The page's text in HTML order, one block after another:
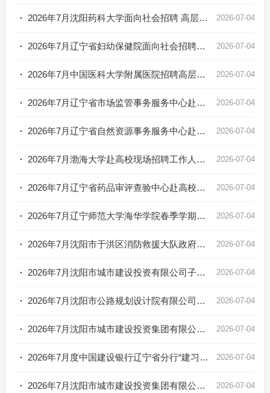
· 2026年7月沈阳药科大学面向社会招聘 高层次和急需紧缺人才公告 2026-07-04
· 2026年7月辽宁省妇幼保健院面向社会招聘编外工作人员公告 2026-07-04
· 2026年7月中国医科大学附属医院招聘高层次和急需紧缺人才公告 2026-07-04
· 2026年7月辽宁省市场监管事务服务中心赴高校招聘工作人员公告 2026-07-04
· 2026年7月辽宁省自然资源事务服务中心赴高校现场招聘工作人员公告 2026-07-04
· 2026年7月渤海大学赴高校现场招聘工作人员公告 2026-07-04
· 2026年7月辽宁省药品审评查验中心赴高校招聘工作人员公告 2026-07-04
· 2026年7月辽宁师范大学海华学院春季学期招聘公告(二) 2026-07-04
· 2026年7月沈阳市于洪区消防救援大队政府专职消防队员招聘公告 2026-07-04
· 2026年7月沈阳市城市建设投资有限公司子企业沈阳国际工程咨询集团有限公司招聘公告 2026-07-04
· 2026年7月沈阳市公路规划设计院有限公司招聘公告 2026-07-04
· 2026年7月沈阳市城市建设投资集团有限公司所属子公司沈阳市勘察测绘研究院有限公司招聘公告 2026-07-04
· 2026年7月度中国建设银行辽宁省分行“建习生”暑期实习生暨“金智惠民—乡村振兴”万名学子暑期下乡实践队员招聘公告 2026-07-04
· 2026年7月沈阳市城市建设投资集团有限公司所属企业沈阳城投新能源集团有限公司招聘公告 2026-07-04